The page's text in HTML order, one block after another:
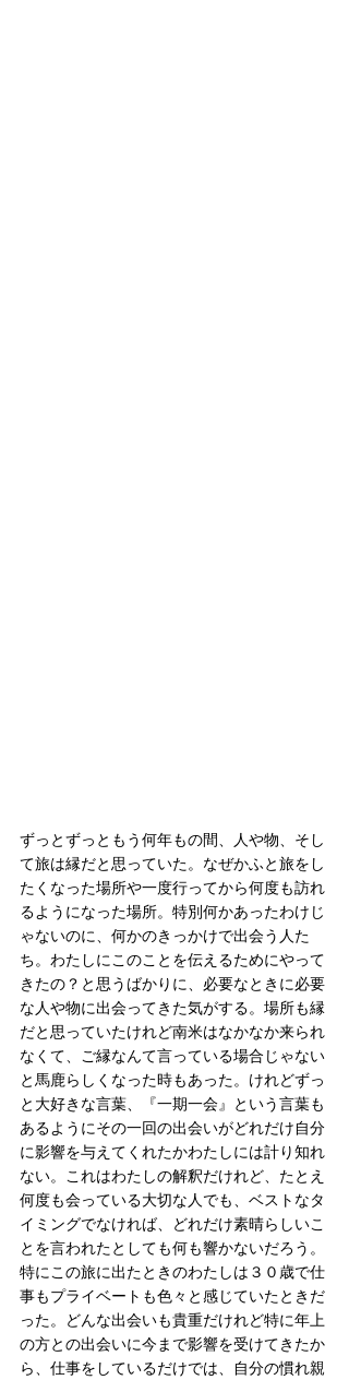
ずっとずっともう何年もの間、人や物、そし
て旅は縁だと思っていた。なぜかふと旅をし
たくなった場所や一度行ってから何度も訪れ
るようになった場所。特別何かあったわけじ
ゃないのに、何かのきっかけで出会う人た
ち。わたしにこのことを伝えるためにやって
きたの？と思うばかりに、必要なときに必要
な人や物に出会ってきた気がする。場所も縁
だと思っていたけれど南米はなかなか来られ
なくて、ご縁なんて言っている場合じゃない
と馬鹿らしくなった時もあった。けれどずっ
と大好きな言葉、『一期一会』という言葉も
あるようにその一回の出会いがどれだけ自分
に影響を与えてくれたかわたしには計り知れ
ない。これはわたしの解釈だけれど、たとえ
何度も会っている大切な人でも、ベストなタ
イミングでなければ、どれだけ素晴らしいこ
とを言われたとしても何も響かないだろう。
特にこの旅に出たときのわたしは３０歳で仕
事もプライベートも色々と感じていたときだ
った。どんな出会いも貴重だけれど特に年上
の方との出会いに今まで影響を受けてきたか
ら、仕事をしているだけでは、自分の慣れ親